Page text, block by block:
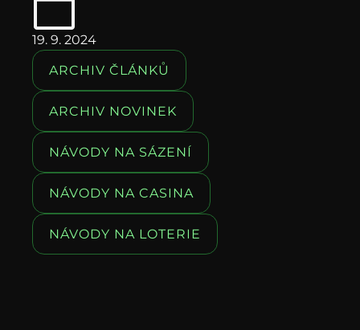
19. 9. 2024
ARCHIV ČLÁNKŮ
ARCHIV NOVINEK
NÁVODY NA SÁZENÍ
NÁVODY NA CASINA
NÁVODY NA LOTERIE